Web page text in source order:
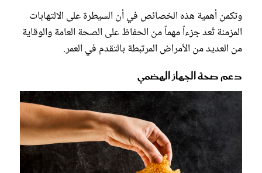
وتكمن أهمية هذه الخصائص في أن السيطرة على الالتهابات
المزمنة تُعد جزءاً مهماً من الحفاظ على الصحة العامة والوقاية
من العديد من الأمراض المرتبطة بالتقدم في العمر.
دعم صحة الجهاز الهضمي